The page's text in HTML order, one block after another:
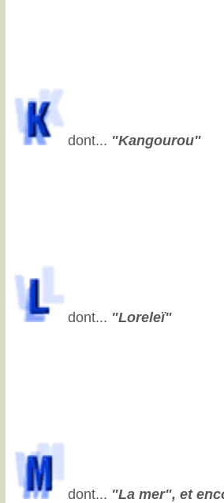
dont... "Kangourou"
dont... "Loreleï"
dont... "La mer", et